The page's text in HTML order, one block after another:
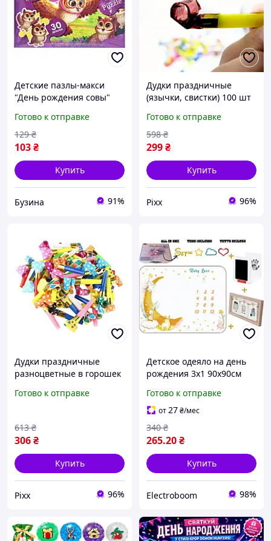
Детские пазлы-макси
"День рождения совы"
buzyna
Готово к отправке
103₴
129 ₴
Купить
Бузина 91%
Дудки праздничные
(язычки, свистки) 100 шт
детского праздника,
вечеринки, яркие
разноцветные
аксессуары
Готово к отправке
299₴
598 ₴
Купить
Pixx 96%
Дудки праздничные
разноцветные в горошек
для дня рождения,
вечеринки, яркие pix
Готово к отправке
306₴
613 ₴
Купить
Pixx 96%
Детское одеяло на день
рождения 3x1 90x90см
Готово к отправке
от27₴/мес
265.20₴
340 ₴
Купить
Electroboom 98%